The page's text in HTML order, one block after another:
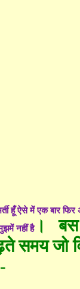
हूँ ऐसे में एक बार
नहीं है।
बस
समय जो
-